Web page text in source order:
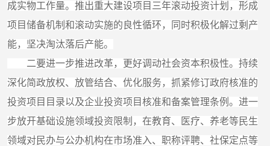
成实物工作量。推出重大建设项目三年滚动投资计划，形成
项目储备机制和滚动实施的良性循环，同时积极化解过剩产
能，坚决淘汰落后产能。
二要进一步推进改革，更好调动社会资本积极性。持续
深化简政放权、放管结合、优化服务，抓紧修订政府核准的
投资项目目录以及企业投资项目核准和备案管理条例。进一
步放开基础设施领域投资限制，在教育、医疗、养老等民生
领域对民办与公办机构在市场准入、职称评聘、社保定点等